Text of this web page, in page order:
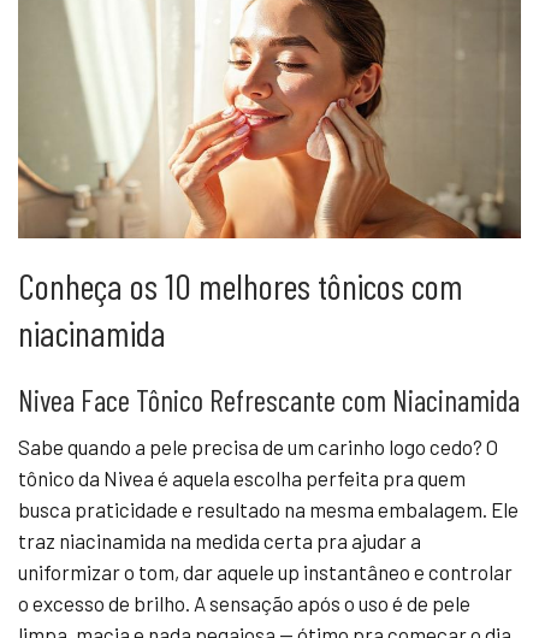
Conheça os 10 melhores tônicos com
niacinamida
Nivea Face Tônico Refrescante com Niacinamida
Sabe quando a pele precisa de um carinho logo cedo? O
tônico da Nivea é aquela escolha perfeita pra quem
busca praticidade e resultado na mesma embalagem. Ele
traz niacinamida na medida certa pra ajudar a
uniformizar o tom, dar aquele up instantâneo e controlar
o excesso de brilho. A sensação após o uso é de pele